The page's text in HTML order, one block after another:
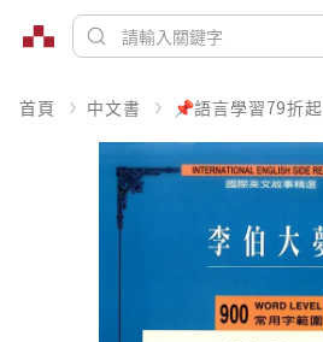
首頁 中文書 📌語言學習79折起